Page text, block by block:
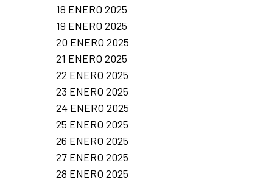
18 ENERO 2025
19 ENERO 2025
20 ENERO 2025
21 ENERO 2025
22 ENERO 2025
23 ENERO 2025
24 ENERO 2025
25 ENERO 2025
26 ENERO 2025
27 ENERO 2025
28 ENERO 2025